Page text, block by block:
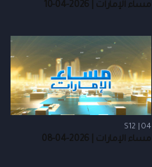
مساء الإمارات | 2026-04-10
S12 | 04
مساء الإمارات | 2026-04-08